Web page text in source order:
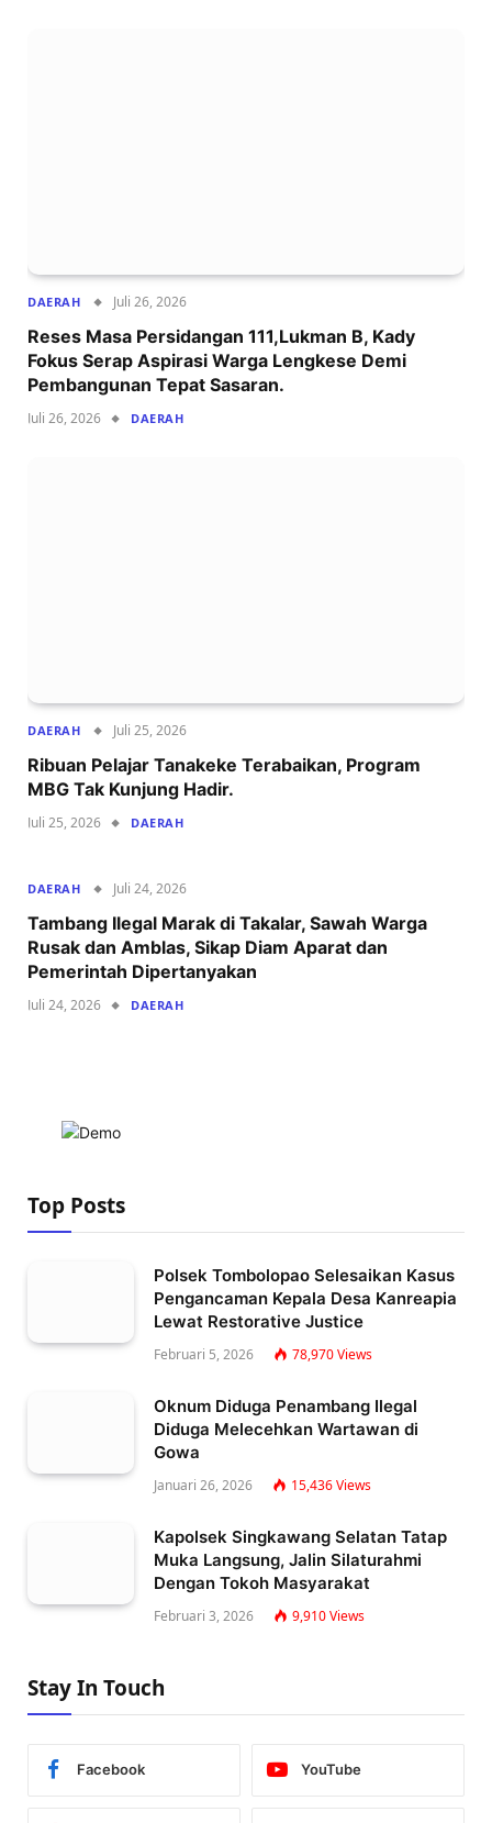
DAERAH Juli 26, 2026
Reses Masa Persidangan 111,Lukman B, Kady
Fokus Serap Aspirasi Warga Lengkese Demi
Pembangunan Tepat Sasaran.
Juli 26, 2026 DAERAH
DAERAH Juli 25, 2026
‍Ribuan Pelajar Tanakeke Terabaikan, Program
MBG Tak Kunjung Hadir.
Juli 25, 2026 DAERAH
DAERAH Juli 24, 2026
Tambang Ilegal Marak di Takalar, Sawah Warga
Rusak dan Amblas, Sikap Diam Aparat dan
Pemerintah Dipertanyakan
Juli 24, 2026 DAERAH
Top Posts
Polsek Tombolopao Selesaikan Kasus
Pengancaman Kepala Desa Kanreapia
Lewat Restorative Justice
Februari 5, 2026 78,970Views
Oknum Diduga Penambang Ilegal
Diduga Melecehkan Wartawan di
Gowa
Januari 26, 2026 15,436Views
Kapolsek Singkawang Selatan Tatap
Muka Langsung, Jalin Silaturahmi
Dengan Tokoh Masyarakat
Februari 3, 2026 9,910Views
Stay In Touch
Facebook YouTube